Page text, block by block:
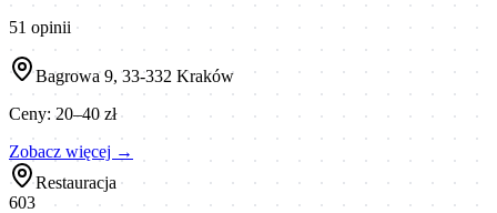
51 opinii
Bagrowa 9, 33-332 Kraków
Ceny:20–40 zł
Zobacz więcej →
Restauracja
603